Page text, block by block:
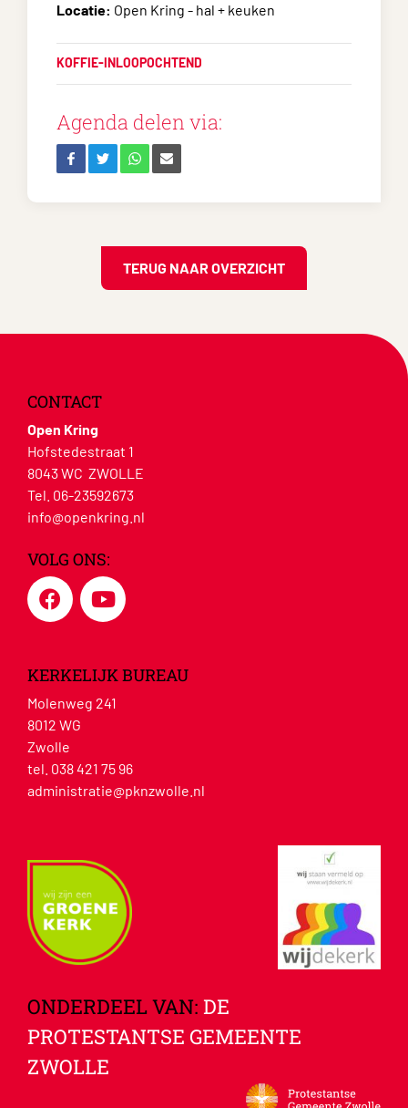
Locatie: Open Kring - hal + keuken
KOFFIE-INLOOPOCHTEND
Agenda delen via:
TERUG NAAR OVERZICHT
CONTACT
Open Kring
Hofstedestraat 1
8043 WC ZWOLLE
Tel. 06-23592673
info@openkring.nl
VOLG ONS:
KERKELIJK BUREAU
Molenweg 241
8012 WG
Zwolle
tel. 038 421 75 96
administratie@pknzwolle.nl
ONDERDEEL VAN: DE
PROTESTANTSE GEMEENTE
ZWOLLE